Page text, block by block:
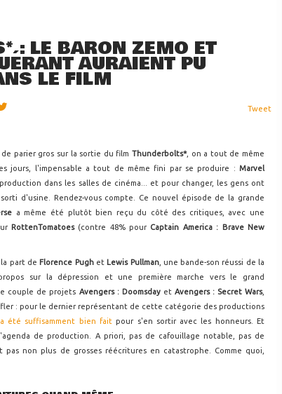
: LE BARON ZEMO ET
AURAIENT PU
LE FILM
Tweet
parier gros sur la sortie du film Thunderbolts*, on a tout de même
jours, l'impensable a tout de même fini par se produire : Marvel
dans les salles de cinéma... et pour changer, les gens ont
d'usine. Rendez-vous compte. Ce nouvel épisode de la grande
a même été plutôt bien reçu du côté des critiques, avec une
RottenTomatoes(contre 48% pour Captain America : Brave New
part de Florence Pughet Lewis Pullman, une bande-son réussi de la
sur la dépression et une première marche vers le grand
couple de projets Avengers : Doomsdayet Avengers : Secret Wars,
: pour le dernier représentant de cette catégorie des productions
a été suffisamment bien faitpour s'en sortir avec les honneurs. Et
de production. A priori, pas de cafouillage notable, pas de
pas non plus de grosses réécritures en catastrophe. Comme quoi,